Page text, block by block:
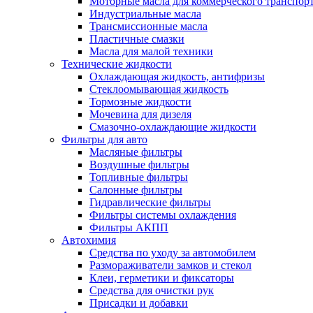
Индустриальные масла
Трансмиссионные масла
Пластичные смазки
Масла для малой техники
Технические жидкости
Охлаждающая жидкость, антифризы
Стеклоомывающая жидкость
Тормозные жидкости
Мочевина для дизеля
Смазочно-охлаждающие жидкости
Фильтры для авто
Масляные фильтры
Воздушные фильтры
Топливные фильтры
Салонные фильтры
Гидравлические фильтры
Фильтры системы охлаждения
Фильтры АКПП
Автохимия
Средства по уходу за автомобилем
Размораживатели замков и стекол
Клеи, герметики и фиксаторы
Средства для очистки рук
Присадки и добавки